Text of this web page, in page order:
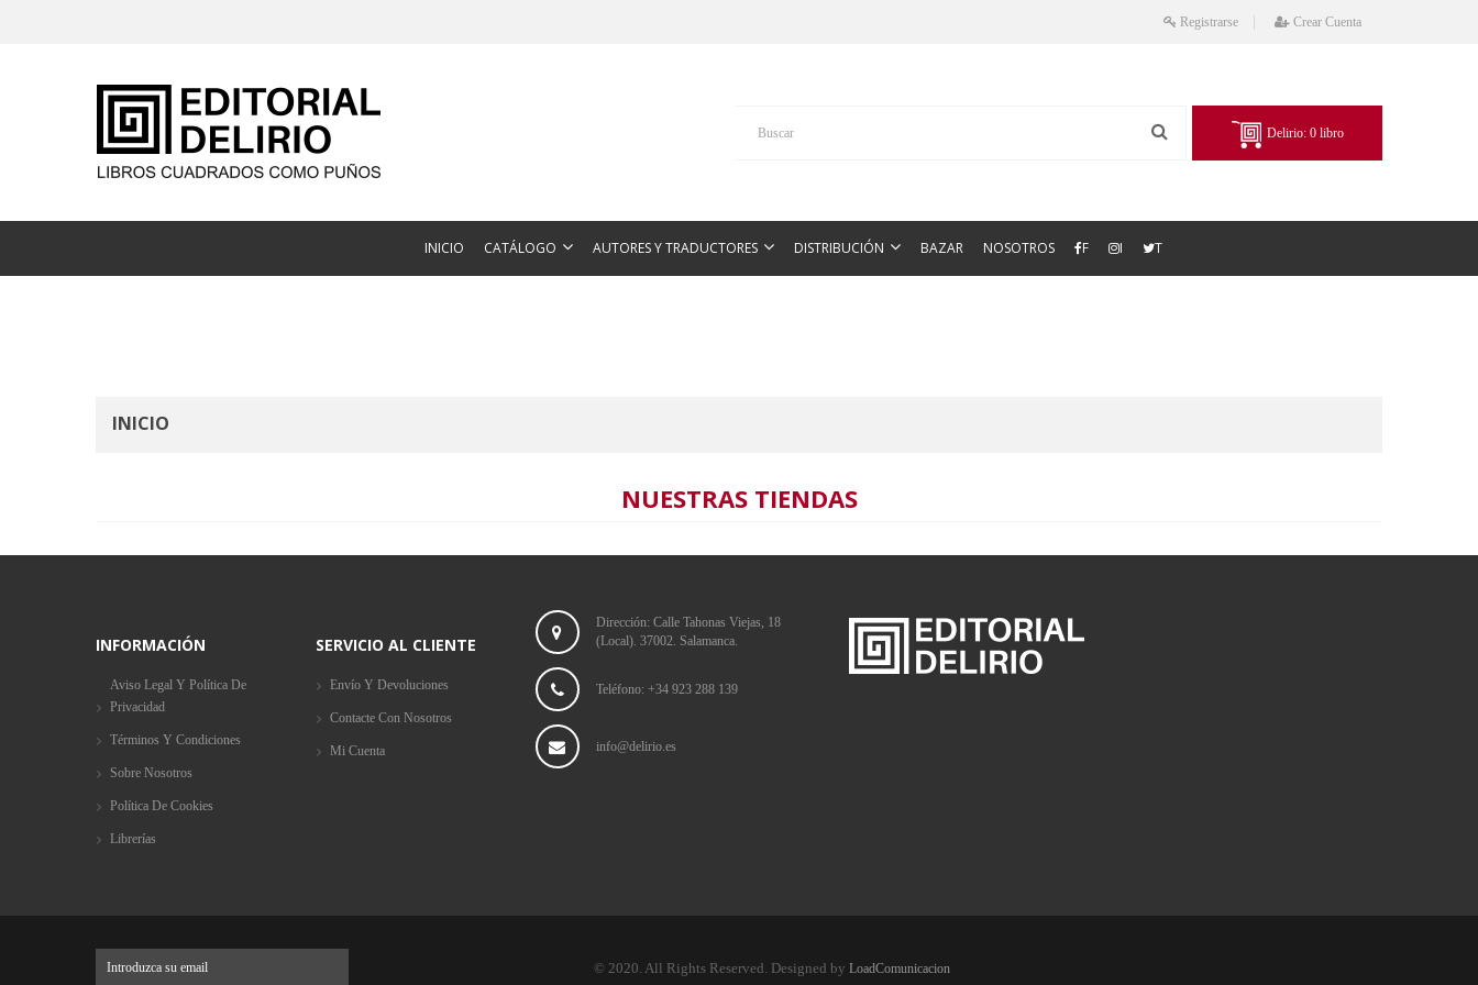
Registrarse Crear Cuenta
Delirio: 0 libro
INICIO CATÁLOGO AUTORES Y TRADUCTORES DISTRIBUCIÓN BAZAR NOSOTROS F I T
INICIO
NUESTRAS TIENDAS
INFORMACIÓN
Aviso Legal Y Política De
Privacidad
Términos Y Condiciones
Sobre Nosotros
Política De Cookies
Librerías
SERVICIO AL CLIENTE
Envío Y Devoluciones
Contacte Con Nosotros
Mi Cuenta
Dirección: Calle Tahonas Viejas, 18
(Local). 37002. Salamanca.
Teléfono: +34 923 288 139
info@delirio.es
© 2020. All Rights Reserved. Designed byLoadComunicacion